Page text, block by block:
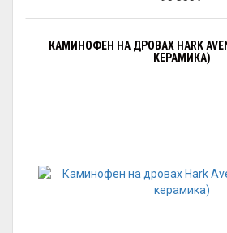
КАМИНОФЕН НА ДРОВАХ HARK
КЕРАМИКА)